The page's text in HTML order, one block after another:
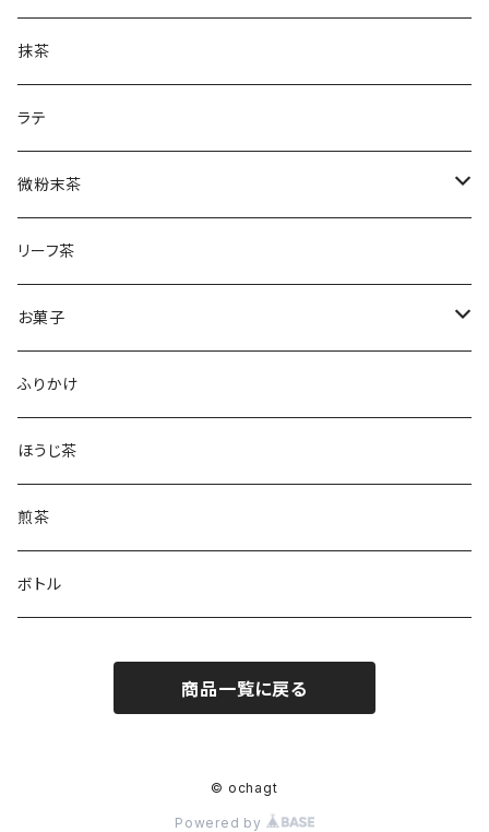
土山一晩ほうじティーバッグ
フィナンシェ
土山一晩ほうじ
微粉末ほうじ茶
微粉末和紅茶
新茶
刈下茶
水出しかぶせ茶
抹茶
ラテ
微粉末茶
かぶせ茶
ほうじ茶
和紅茶
リーフ茶
お菓子
フィナンシェ
ふりかけ
ほうじ茶
煎茶
ボトル
商品一覧に戻る
© ochagt
Powered by